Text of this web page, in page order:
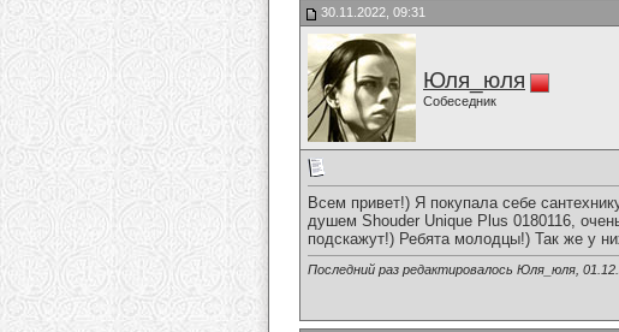
30.11.2022, 09:31
Юля_юля
Собеседник
Всем привет!) Я покупала себе
душем Shouder Unique Plus 0180116,
подскажут!) Ребята молодцы!) Так же у
Последний раз редактировалось Юля_юля,